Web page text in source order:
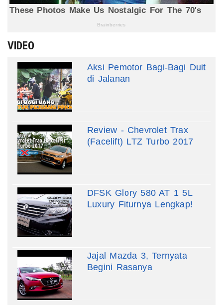
VIDEO
Aksi Pemotor Bagi-Bagi Duit
di Jalanan
Review - Chevrolet Trax
(Facelift) LTZ Turbo 2017
DFSK Glory 580 AT 1 5L
Luxury Fiturnya Lengkap!
Jajal Mazda 3, Ternyata
Begini Rasanya